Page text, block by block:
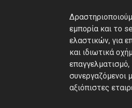
εμπορία και το
ελαστικών, για
και ιδιωτικά
επαγγελματισμό,
συνεργαζόμενοι
αξιόπιστες